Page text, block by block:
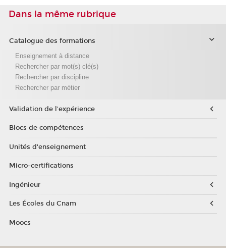
Dans la même rubrique
Catalogue des formations
Enseignement à distance
Rechercher par mot(s) clé(s)
Rechercher par discipline
Rechercher par métier
Validation de l'expérience
Blocs de compétences
Unités d'enseignement
Micro-certifications
Ingénieur
Les Écoles du Cnam
Moocs